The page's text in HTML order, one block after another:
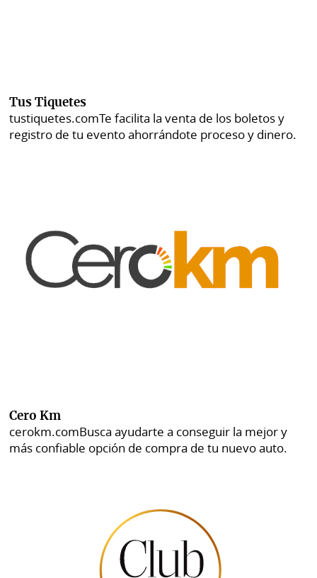
Tus Tiquetes
tustiquetes.comTe facilita la venta de los boletos y
registro de tu evento ahorrándote proceso y dinero.
Cero Km
cerokm.comBusca ayudarte a conseguir la mejor y
más confiable opción de compra de tu nuevo auto.